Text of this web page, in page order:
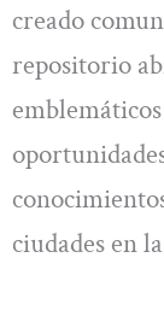
creado
repositorio
ciudades en